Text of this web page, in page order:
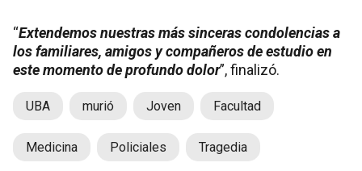
“Extendemos nuestras más sinceras condolencias a
los familiares, amigos y compañeros de estudio en
este momento de profundo dolor”, finalizó.
UBA murió Joven Facultad
Medicina Policiales Tragedia